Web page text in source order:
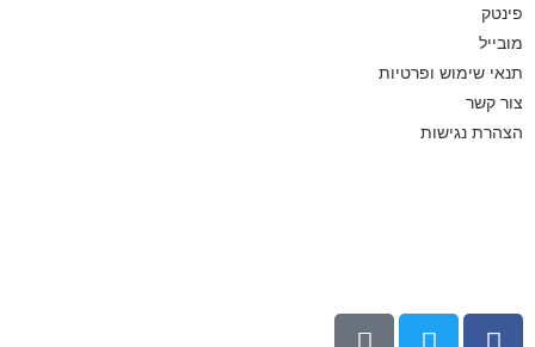
פינטק
מובייל
תנאי שימוש ופרטיות
צור קשר
הצהרת נגישות